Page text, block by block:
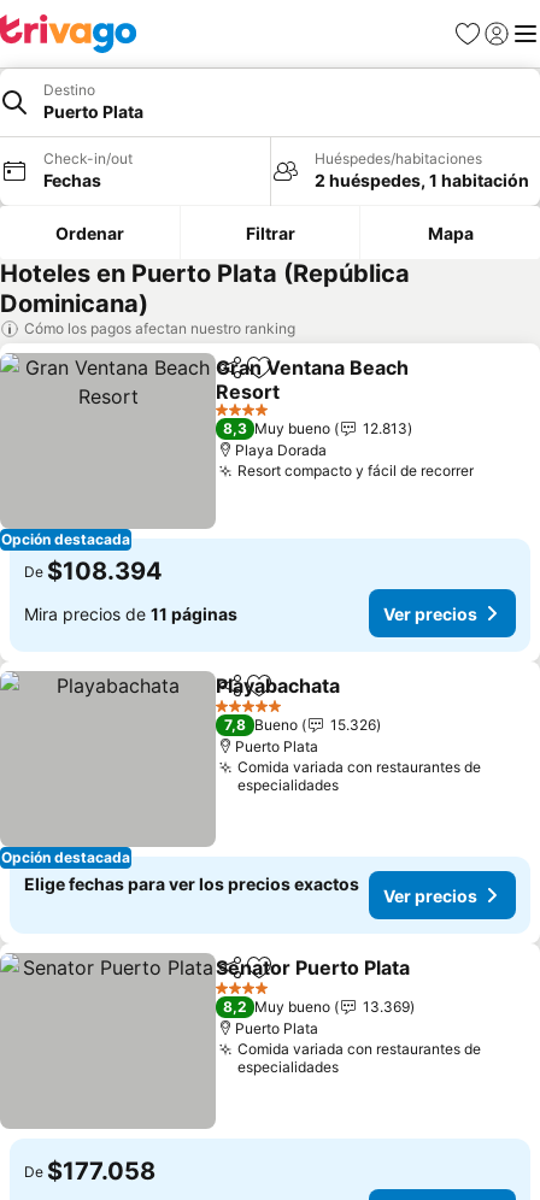
Favoritos
Iniciar
Destino
Puerto Plata
Check-in/out
Fechas
Huéspedes/habitaciones
2 huéspedes, 1 habitación
Ordenar Filtrar Mapa
Hoteles en Puerto Plata (República
Dominicana)
Cómo los pagos afectan nuestro ranking
Opción destacada
CompartirAgregar a favoritos
Gran Ventana Beach
Resort
4 Estrellas
8,3 Muy bueno
12.813
Playa Dorada
Resort compacto y fácil de recorrer
De $108.394
Mira precios de 11 páginas Ver precios
Opción destacada
CompartirAgregar a favoritos
Playabachata
5 Estrellas
7,8 Bueno
15.326
Puerto Plata
Comida variada con restaurantes de
especialidades
Elige fechas para ver los precios exactos
Ver precios
CompartirAgregar a favoritos
Senator Puerto Plata
4 Estrellas
8,2 Muy bueno
13.369
Puerto Plata
Comida variada con restaurantes de
especialidades
De $177.058